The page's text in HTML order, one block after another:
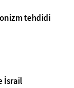
tehdidi
İsrail